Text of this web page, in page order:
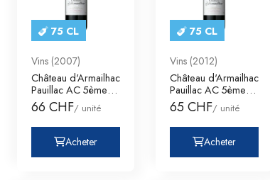
75 CL
Vins (2007)
Château d'Armailhac
Pauillac AC 5ème
Cru Classé
66 CHF/ unité
Acheter
75 CL
Vins (2012)
Château d'Armailhac
Pauillac AC 5ème
Cru Classé
65 CHF/ unité
Acheter